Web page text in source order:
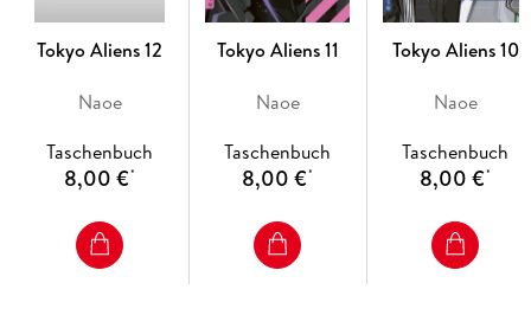
Tokyo Aliens 12
Naoe
Taschenbuch
8,00 €*
Tokyo Aliens 11
Naoe
Taschenbuch
8,00 €*
Tokyo Aliens 10
Naoe
Taschenbuch
8,00 €*